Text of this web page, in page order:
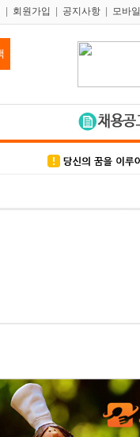
회원가입 공지사항 모바일